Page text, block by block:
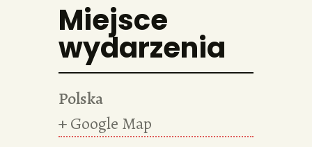
Miejsce
wydarzenia
Polska
+ Google Map